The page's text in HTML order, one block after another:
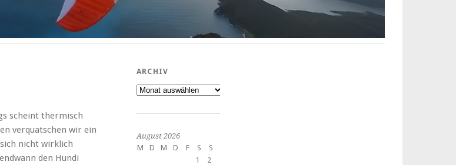
scheint thermisch
verquatschen wir ein
nicht wirklich
den Hundi
ARCHIV
Archiv
August 2026
M
D M D F S
S
1
2